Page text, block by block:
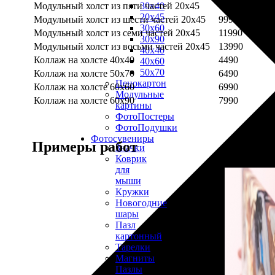
30х40
20х45
30х60
30х90
40х40
40х60
50х70
Пенокартон
Модульные
картины
ФотоПостеры
ФотоПодушки
Фотоcувениры
Значки
Коврик
для
мыши
Кружки
Новогодние
шары
Пазл
картонный
Тарелки
Магниты
Пазлы
Модульный холст из пяти частей 20х45
7990
Модульный холст из шести частей 20х45
9990
Модульный холст из семи частей 20х45
11990
Модульный холст из восьми частей 20х45
13990
Коллаж на холсте 40х40
4490
Коллаж на холсте 50х70
6490
Коллаж на холсте 60х60
6990
Коллаж на холсте 60х90
7990
Примеры работ